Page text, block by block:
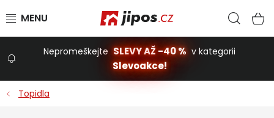
Nepromeškejte SLEVY AŽ -40 % v kategorii
Slevoakce!
Topidla